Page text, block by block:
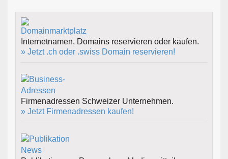
Internetnamen, Domains reservieren oder kaufen.
» Jetzt .ch oder .swiss Domain reservieren!
Firmenadressen Schweizer Unternehmen.
» Jetzt Firmenadressen kaufen!